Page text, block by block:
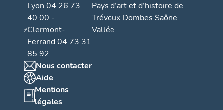
Lyon 04 26 73
40 00 -
Clermont-
Ferrand 04 73 31
85 92
Nous contacter
Aide
Mentions
légales
Pays d’art et d’histoire de
Trévoux Dombes Saône
Vallée